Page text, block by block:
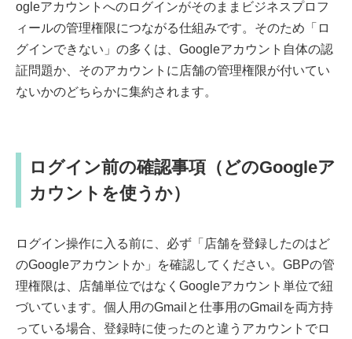
ogleアカウントへのログインがそのままビジネスプロフ
ィールの管理権限につながる仕組みです。そのため「ロ
グインできない」の多くは、Googleアカウント自体の認
証問題か、そのアカウントに店舗の管理権限が付いてい
ないかのどちらかに集約されます。
ログイン前の確認事項（どのGoogleア
カウントを使うか）
ログイン操作に入る前に、必ず「店舗を登録したのはど
のGoogleアカウントか」を確認してください。GBPの管
理権限は、店舗単位ではなくGoogleアカウント単位で紐
づいています。個人用のGmailと仕事用のGmailを両方持
っている場合、登録時に使ったのと違うアカウントでロ